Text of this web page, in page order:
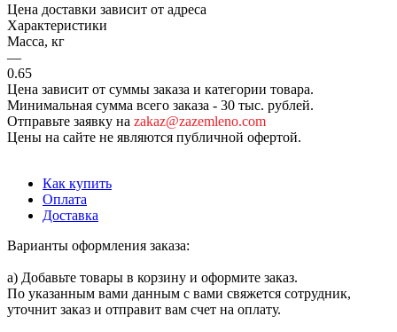
Цена доставки зависит от адреса
Характеристики
Масса, кг
—
0.65
Цена зависит от суммы заказа и категории товара.
Минимальная сумма всего заказа - 30 тыс. рублей.
Отправьте заявку на zakaz@zazemleno.com
Цены на сайте не являются публичной офертой.
Как купить
Оплата
Доставка
Варианты оформления заказа:
а) Добавьте товары в корзину и оформите заказ.
По указанным вами данным с вами свяжется сотрудник,
уточнит заказ и отправит вам счет на оплату.